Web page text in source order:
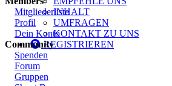
INHALT
UMFRAGEN
KONTAKT ZU UNS
REGISTRIEREN
Mitgliederliste
Profil
Dein Konto
Community
Spenden
Forum
Gruppen